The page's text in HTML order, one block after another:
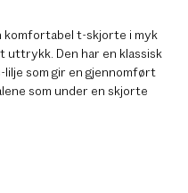
komfortabel t-skjorte i myk
uttrykk. Den har en klassisk
som gir en gjennomført
som under en skjorte